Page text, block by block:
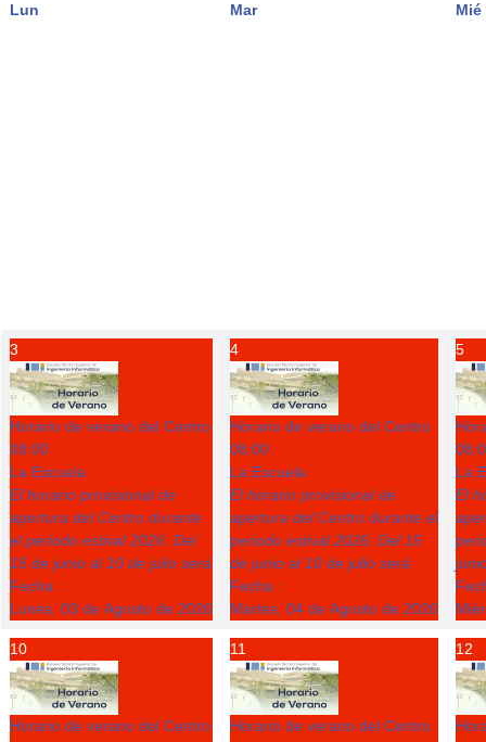
Lun
Mar Mié
3
Horario de verano del Centro
08:00
La Escuela
El horario provisional de
apertura del Centro durante
el periodo estival 2026: Del
15 de junio al 10 de julio será
Fecha :
Lunes, 03 de Agosto de 2026
4
Horario de verano del Centro
08:00
La Escuela
El horario provisional de
apertura del Centro durante el
periodo estival 2026: Del 15
de junio al 10 de julio será
Fecha :
Martes, 04 de Agosto de 2026
5
La
El
10
Horario de verano del Centro
11
Horario de verano del Centro
12